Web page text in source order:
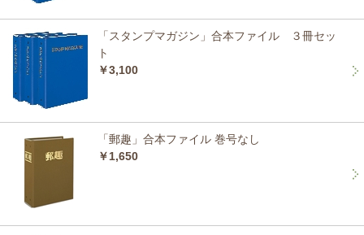
「スタンプマガジン」合本ファイル ３冊セッ
ト
￥3,100
「郵趣」合本ファイル 巻号なし
￥1,650